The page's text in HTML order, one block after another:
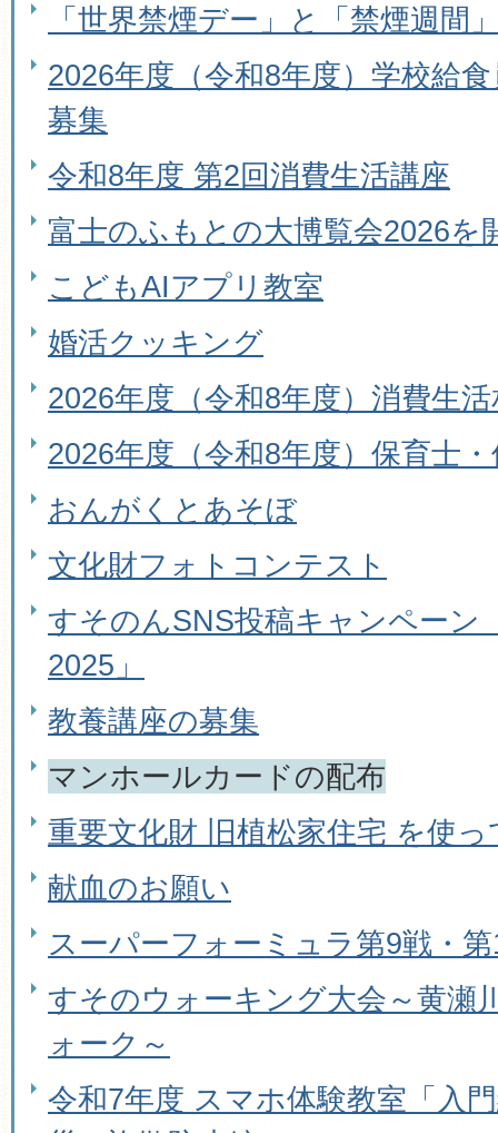
「世界禁煙デー」と「禁煙週間
2026年度（令和8年度）学校給
募集
令和8年度 第2回消費生活講座
富士のふもとの大博覧会2026を
こどもAIアプリ教室
婚活クッキング
2026年度（令和8年度）消費生
2026年度（令和8年度）保育士
おんがくとあそぼ
文化財フォトコンテスト
すそのんSNS投稿キャンペーン
2025」
教養講座の募集
マンホールカードの配布
重要文化財 旧植松家住宅 を使
献血のお願い
スーパーフォーミュラ第9戦・
すそのウォーキング大会～黄瀬
ォーク～
令和7年度 スマホ体験教室「入